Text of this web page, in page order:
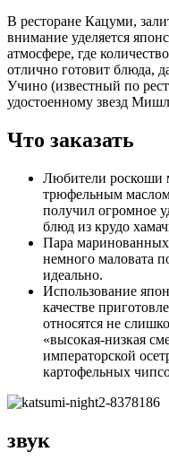
В ресторане Кацуми,
внимание уделяется
атмосфере, где
отлично готовит блюда,
Учино (известный по
удостоенному звезд
Что заказать
Любители роскоши
трюфельным
получил огромное
блюд из крудо
Пара
немного маловата
идеально.
Использование
качестве
относятся не
«высокая-низкая
императорской
картофельных
звук